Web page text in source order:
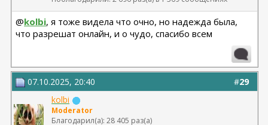
@kolbi, я тоже видела что очно, но надежда была,
что разрешат онлайн, и о чудо, спасибо всем
#29
07.10.2025, 20:40
kolbi
Moderator
Благодарил(а): 28 405 раз(а)